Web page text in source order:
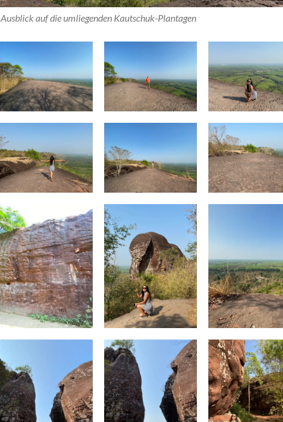
Ausblick auf die umliegenden Kautschuk-Plantagen